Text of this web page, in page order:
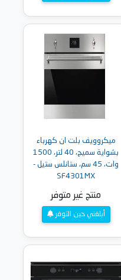
ميكروويف بلت ان كهرباء
بشواية سميج، 40 لتر، 1500
وات، 45 سم، ستانلس ستيل -
SF4301MX
منتج غير متوفر
أبلغني حين التوفر